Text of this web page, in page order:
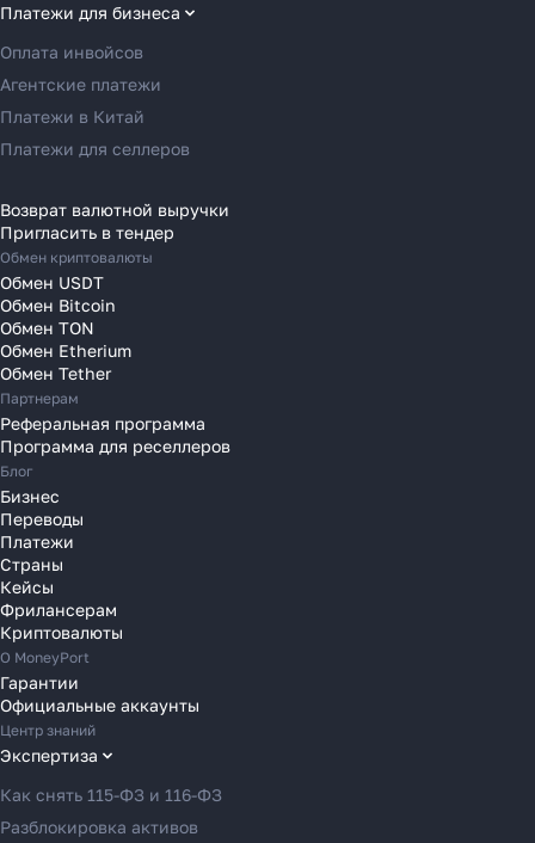
Переводы в Грецию
Переводы в Германию
Переводы в Ирландию
Переводы в Испанию
Переводы в Италию
Переводы в Латвию
Переводы в Литву
Переводы в Молдавию
Переводы в Монако
Переводы в Нидерланды
Переводы в Польшу
Переводы в Португалию
Переводы в Румынию
Переводы в Сербию
Переводы в Словакию
Переводы в Словению
Переводы в Финляндию
Переводы в Францию
Переводы в Хорватию
Переводы в Черногорию
Переводы в Чехию
Переводы в Швейцарию
Переводы в Эстонию
Переводы в Азербайджан
Переводы в Армению
Платежи для бизнеса
Оплата инвойсов
Агентские платежи
Платежи в Китай
Платежи для селлеров
Возврат валютной выручки
Пригласить в тендер
Обмен криптовалюты
Обмен USDT
Обмен Bitcoin
Обмен TON
Обмен Etherium
Обмен Tether
Партнерам
Реферальная программа
Программа для реселлеров
Блог
Бизнес
Переводы
Платежи
Страны
Кейсы
Фрилансерам
Криптовалюты
О MoneyPort
Гарантии
Официальные аккаунты
Центр знаний
Экспертиза
Как снять 115-ФЗ и 116-ФЗ
Разблокировка активов